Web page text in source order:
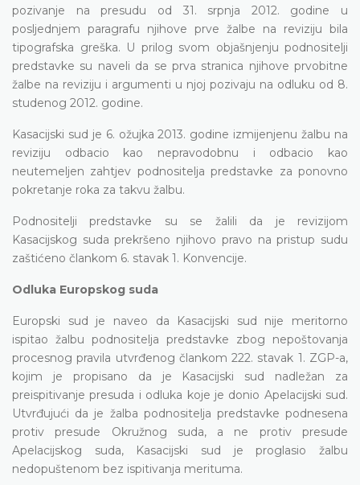
pozivanje na presudu od 31. srpnja 2012. godine u
posljednjem paragrafu njihove prve žalbe na reviziju bila
tipografska greška. U prilog svom objašnjenju podnositelji
predstavke su naveli da se prva stranica njihove prvobitne
žalbe na reviziju i argumenti u njoj pozivaju na odluku od 8.
studenog 2012. godine.
Kasacijski sud je 6. ožujka 2013. godine izmijenjenu žalbu na
reviziju odbacio kao nepravodobnu i odbacio kao
neutemeljen zahtjev podnositelja predstavke za ponovno
pokretanje roka za takvu žalbu.
Podnositelji predstavke su se žalili da je revizijom
Kasacijskog suda prekršeno njihovo pravo na pristup sudu
zaštićeno člankom 6. stavak 1. Konvencije.
Odluka Europskog suda
Europski sud je naveo da Kasacijski sud nije meritorno
ispitao žalbu podnositelja predstavke zbog nepoštovanja
procesnog pravila utvrđenog člankom 222. stavak 1. ZGP-a,
kojim je propisano da je Kasacijski sud nadležan za
preispitivanje presuda i odluka koje je donio Apelacijski sud.
Utvrđujući da je žalba podnositelja predstavke podnesena
protiv presude Okružnog suda, a ne protiv presude
Apelacijskog suda, Kasacijski sud je proglasio žalbu
nedopuštenom bez ispitivanja merituma.